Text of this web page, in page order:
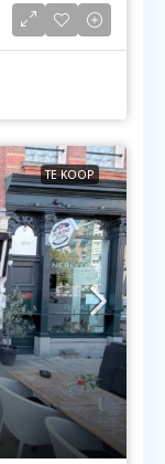
TE KOOP